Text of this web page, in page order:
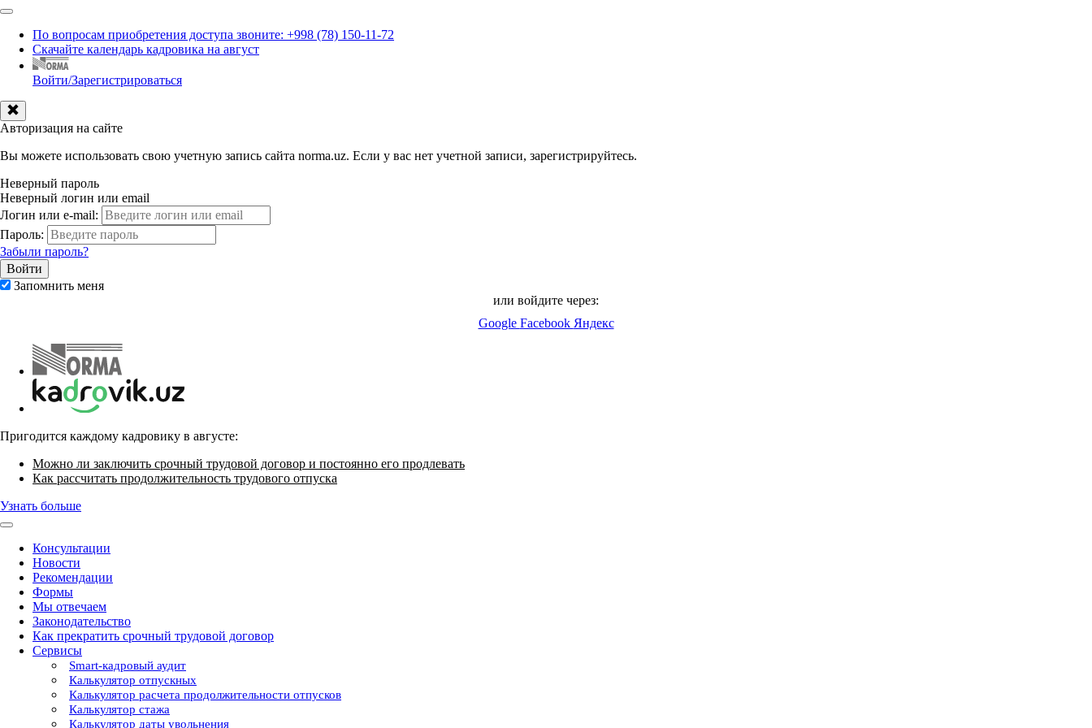
По вопросам приобретения доступа звоните: +998 (78) 150-11-72
Скачайте календарь кадровика на август
Войти/Зарегистрироваться
Авторизация на сайте
Вы можете использовать свою учетную запись сайта norma.uz. Если у вас нет учетной записи, зарегистрируйтесь.
Неверный пароль
Неверный логин или email
Логин или e-mail:
Пароль:
Забыли пароль?
Запомнить меня
или войдите через:
Google Facebook Яндекс
Пригодится каждому кадровику в августе:
Можно ли заключить срочный трудовой договор и постоянно его продлевать
Как рассчитать продолжительность трудового отпуска
Узнать больше
Консультации
Новости
Рекомендации
Формы
Мы отвечаем
Законодательство
Как прекратить срочный трудовой договор
Сервисы
Smart-кадровый аудит
Калькулятор отпускных
Калькулятор расчета продолжительности отпусков
Калькулятор стажа
Калькулятор даты увольнения